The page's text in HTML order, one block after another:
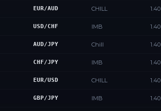
EUR/AUD CHILL 1.40
USD/CHF IMB 1.40
AUD/JPY Chill 1.40
CHF/JPY IMB 1.40
EUR/USD CHILL 1.40
GBP/JPY IMB 1.40